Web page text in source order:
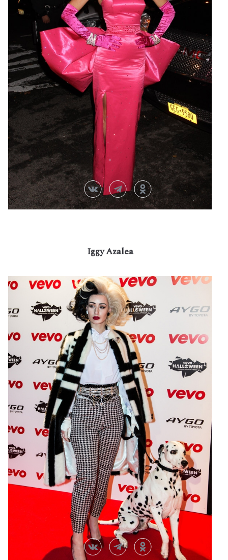
Iggy Azalea